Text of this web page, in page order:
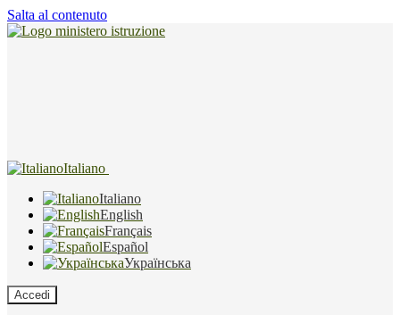
Salta al contenuto
Italiano
Italiano
English
Français
Español
Українська
Accedi